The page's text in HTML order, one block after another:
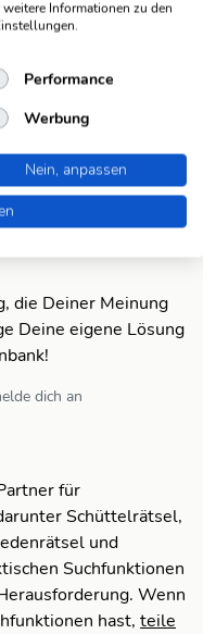
(17)
die Deiner Meinung
Deine eigene Lösung
dich an
für
Schüttelrätsel,
und
Suchfunktionen
Wenn
hast, teile
Informationen zu den
Performance
Werbung
Nein, anpassen